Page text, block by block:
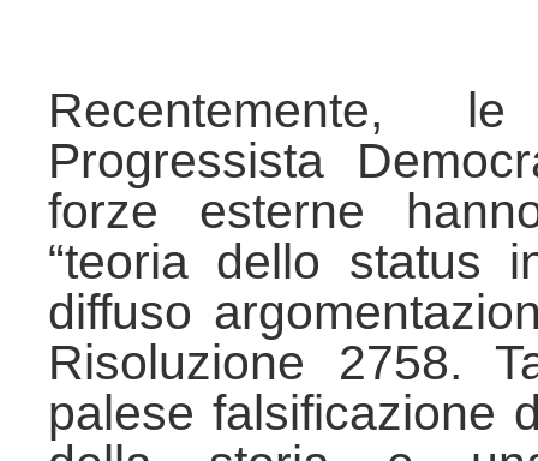
Recentemente,
Progressista
forze esterne
“teoria dello status
diffuso
Risoluzione 2758.
palese falsificazione